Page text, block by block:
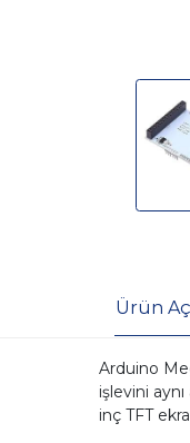
Ürün
Arduino
işlevini
inç TFT